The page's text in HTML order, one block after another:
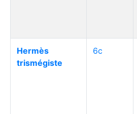
Hermès
trismégiste
6c